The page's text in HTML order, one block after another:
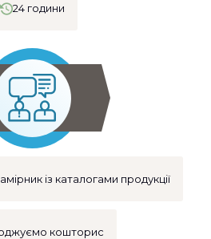
24 години
із каталогами продукції
кошторис